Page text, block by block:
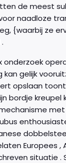
de meest
naadloze
{waarbij ze
bordje kreupel
Europees ,
situatie .